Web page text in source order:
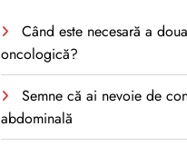
Când este necesară a
oncologică?
Semne că ai nevoie de
abdominală